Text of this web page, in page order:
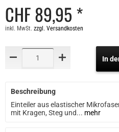
CHF 89,95 *
inkl. MwSt. zzgl. Versandkosten
In
Beschreibung
Einteiler aus elastischer
mit Kragen, Steg und... mehr